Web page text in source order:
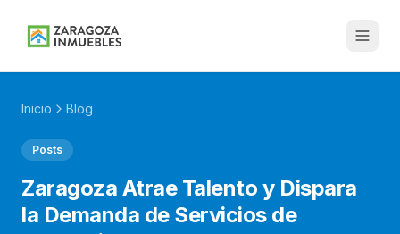
Inicio Blog
Posts
Zaragoza Atrae Talento y Dispara
la Demanda de Servicios de